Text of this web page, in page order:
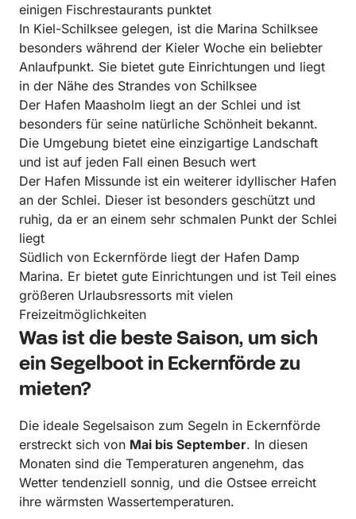
einigen Fischrestaurants punktet
In Kiel-Schilksee gelegen, ist die Marina Schilksee
besonders während der Kieler Woche ein beliebter
Anlaufpunkt. Sie bietet gute Einrichtungen und liegt
in der Nähe des Strandes von Schilksee
Der Hafen Maasholm liegt an der Schlei und ist
besonders für seine natürliche Schönheit bekannt.
Die Umgebung bietet eine einzigartige Landschaft
und ist auf jeden Fall einen Besuch wert
Der Hafen Missunde ist ein weiterer idyllischer Hafen
an der Schlei. Dieser ist besonders geschützt und
ruhig, da er an einem sehr schmalen Punkt der Schlei
liegt
Südlich von Eckernförde liegt der Hafen Damp
Marina. Er bietet gute Einrichtungen und ist Teil eines
größeren Urlaubsressorts mit vielen
Freizeitmöglichkeiten
Was ist die beste Saison, um sich
ein Segelboot in Eckernförde zu
mieten?
Die ideale Segelsaison zum Segeln in Eckernförde
erstreckt sich von Mai bis September. In diesen
Monaten sind die Temperaturen angenehm, das
Wetter tendenziell sonnig, und die Ostsee erreicht
ihre wärmsten Wassertemperaturen.